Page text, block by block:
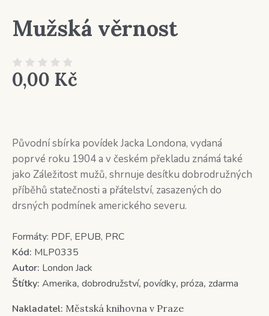
Mužská věrnost
0,00 Kč
Původní sbírka povídek Jacka Londona, vydaná
poprvé roku 1904 a v českém překladu známá také
jako Záležitost mužů, shrnuje desítku dobrodružných
příběhů statečnosti a přátelství, zasazených do
drsných podmínek amerického severu.
Formáty: PDF, EPUB, PRC
Kód: MLP0335
Autor: London Jack
Štítky: Amerika, dobrodružství, povídky, próza, zdarma
Nakladatel: Městská knihovna v Praze